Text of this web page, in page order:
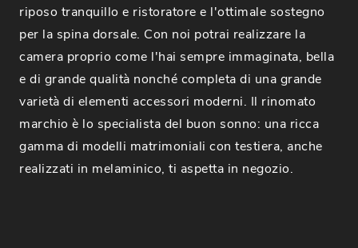
riposo tranquillo e ristoratore e l'ottimale sostegno
per la spina dorsale. Con noi potrai realizzare la
camera proprio come l'hai sempre immaginata, bella
e di grande qualità nonché completa di una grande
varietà di elementi accessori moderni. Il rinomato
marchio è lo specialista del buon sonno: una ricca
gamma di modelli matrimoniali con testiera, anche
realizzati in melaminico, ti aspetta in negozio.